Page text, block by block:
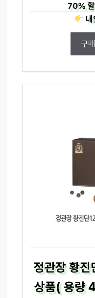
70%
구
정관장 황진
상품( 용량